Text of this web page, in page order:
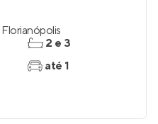
Florianópolis
2 e 3
até 1